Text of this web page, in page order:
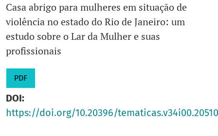
Casa abrigo para mulheres em situação de
violência no estado do Rio de Janeiro: um
estudo sobre o Lar da Mulher e suas
profissionais
PDF
DOI:
https://doi.org/10.20396/tematicas.v34i00.20510